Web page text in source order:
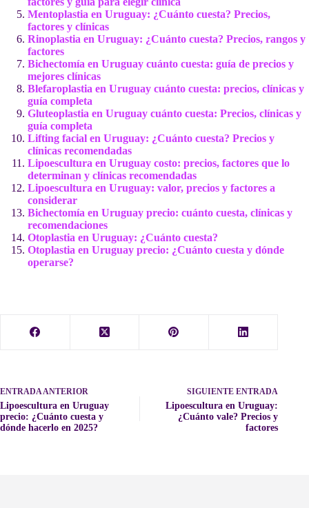
Mentoplastia en Uruguay: ¿Cuánto cuesta? Precios,
factores y clínicas
Rinoplastia en Uruguay: ¿Cuánto cuesta? Precios, rangos y
factores
Bichectomía en Uruguay cuánto cuesta: guía de precios y
mejores clínicas
Blefaroplastia en Uruguay cuánto cuesta: precios, clínicas y
guía completa
Gluteoplastia en Uruguay cuánto cuesta: Precios, clínicas y
guía completa
Lifting facial en Uruguay: ¿Cuánto cuesta? Precios y
clínicas recomendadas
Lipoescultura en Uruguay costo: precios, factores que lo
determinan y clínicas recomendadas
Lipoescultura en Uruguay: valor, precios y factores a
considerar
Bichectomía en Uruguay precio: cuánto cuesta, clínicas y
recomendaciones
Otoplastia en Uruguay: ¿Cuánto cuesta?
Otoplastia en Uruguay precio: ¿Cuánto cuesta y dónde
operarse?
ENTRADA ANTERIOR
Lipoescultura en Uruguay
precio: ¿Cuánto cuesta y
dónde hacerlo en 2025?
SIGUIENTEENTRADA
Lipoescultura en Uruguay:
¿Cuánto vale? Precios y
factores